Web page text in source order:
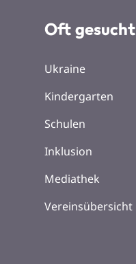
Oft gesucht
Ukraine
Kindergarten
Schulen
Inklusion
Mediathek
Vereinsübersicht